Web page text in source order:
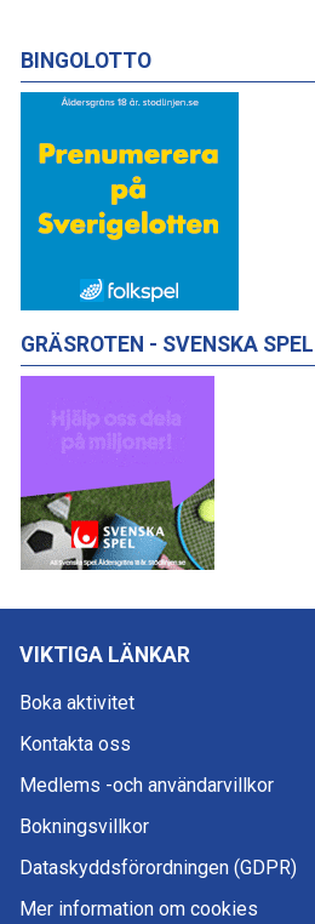
BINGOLOTTO
GRÄSROTEN - SVENSKA SPEL
VIKTIGA LÄNKAR
Boka aktivitet
Kontakta oss
Medlems -och användarvillkor
Bokningsvillkor
Dataskyddsförordningen (GDPR)
Mer information om cookies